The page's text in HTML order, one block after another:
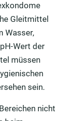
Gleitmittel
Wasser,
Wert der
müssen
sein.
nicht